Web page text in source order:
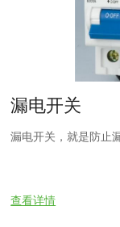
漏电开关
漏电开关，就是防止
查看详情